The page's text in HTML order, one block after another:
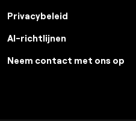
Privacybeleid
AI-richtlijnen
Neem contact met ons op